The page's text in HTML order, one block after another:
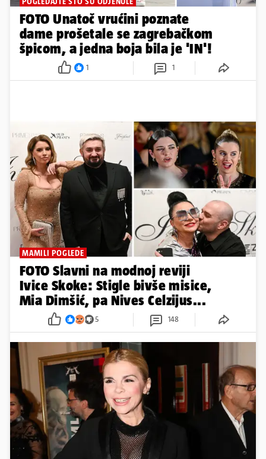
MAMILI POGLEDE
FOTO Slavni na modnoj reviji
Ivice Skoke: Stigle bivše misice,
Mia Dimšić, pa Nives Celzijus...
148
PRAIZVEDBA HAMLETA
Mila Elegović privukla pažnju u
zagrebačkom HNK: Nosila crni
outfit i pokazala zavidnu liniju